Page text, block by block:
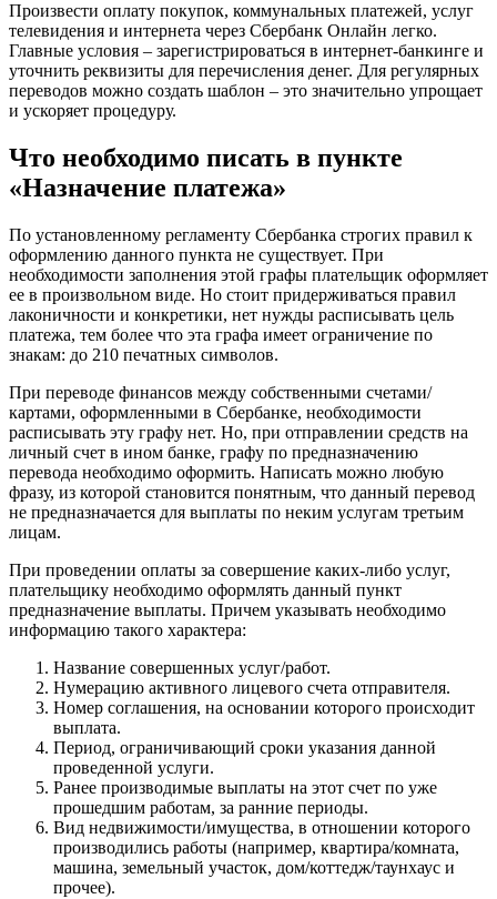
Произвести оплату покупок, коммунальных платежей, услуг
телевидения и интернета через Сбербанк Онлайн легко.
Главные условия – зарегистрироваться в интернет-банкинге и
уточнить реквизиты для перечисления денег. Для регулярных
переводов можно создать шаблон – это значительно упрощает
и ускоряет процедуру.
Что необходимо писать в пункте
«Назначение платежа»
По установленному регламенту Сбербанка строгих правил к
оформлению данного пункта не существует. При
необходимости заполнения этой графы плательщик оформляет
ее в произвольном виде. Но стоит придерживаться правил
лаконичности и конкретики, нет нужды расписывать цель
платежа, тем более что эта графа имеет ограничение по
знакам: до 210 печатных символов.
При переводе финансов между собственными счетами/
картами, оформленными в Сбербанке, необходимости
расписывать эту графу нет. Но, при отправлении средств на
личный счет в ином банке, графу по предназначению
перевода необходимо оформить. Написать можно любую
фразу, из которой становится понятным, что данный перевод
не предназначается для выплаты по неким услугам третьим
лицам.
При проведении оплаты за совершение каких-либо услуг,
плательщику необходимо оформлять данный пункт
предназначение выплаты. Причем указывать необходимо
информацию такого характера:
Название совершенных услуг/работ.
Нумерацию активного лицевого счета отправителя.
Номер соглашения, на основании которого происходит
выплата.
Период, ограничивающий сроки указания данной
проведенной услуги.
Ранее производимые выплаты на этот счет по уже
прошедшим работам, за ранние периоды.
Вид недвижимости/имущества, в отношении которого
производились работы (например, квартира/комната,
машина, земельный участок, дом/коттедж/таунхаус и
прочее).